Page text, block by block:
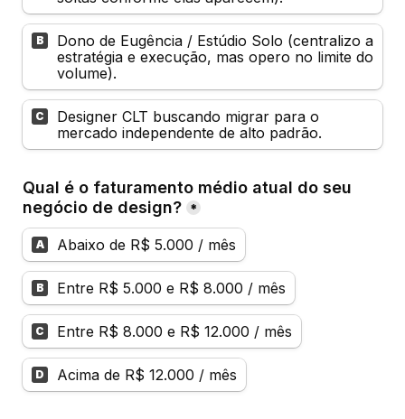
B
Dono de Eugência / Estúdio Solo (centralizo a
estratégia e execução, mas opero no limite do
volume).
C
Designer CLT buscando migrar para o
mercado independente de alto padrão.
Qual é o faturamento médio atual do seu
negócio de design? *
A Abaixo de R$ 5.000 / mês
B Entre R$ 5.000 e R$ 8.000 / mês
C Entre R$ 8.000 e R$ 12.000 / mês
D Acima de R$ 12.000 / mês